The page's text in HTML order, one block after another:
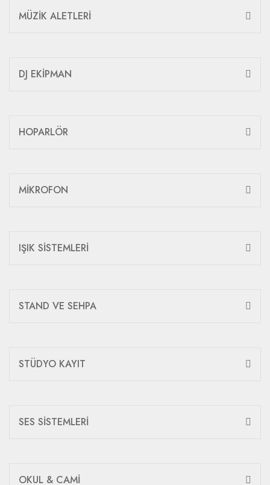
MÜZİK ALETLERİ
DJ EKİPMAN
HOPARLÖR
MİKROFON
IŞIK SİSTEMLERİ
STAND VE SEHPA
STÜDYO KAYIT
SES SİSTEMLERİ
OKUL & CAMİ